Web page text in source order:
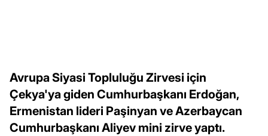
Avrupa Siyasi Topluluğu Zirvesi için
Çekya'ya giden Cumhurbaşkanı Erdoğan,
Ermenistan lideri Paşinyan ve Azerbaycan
Cumhurbaşkanı Aliyev mini zirve yaptı.